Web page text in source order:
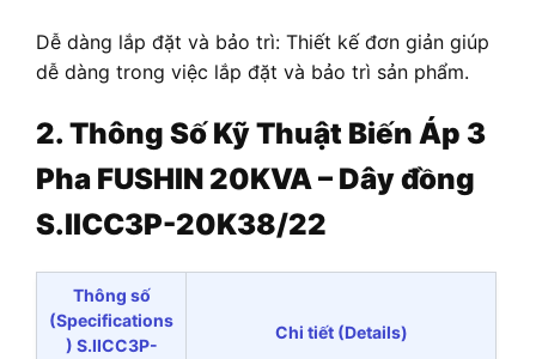
Dễ dàng lắp đặt và bảo trì: Thiết kế đơn giản giúp
dễ dàng trong việc lắp đặt và bảo trì sản phẩm.
2. Thông Số Kỹ Thuật Biến Áp 3
Pha FUSHIN 20KVA – Dây đồng
S.IICC3P-20K38/22
Thông số
(Specifications
) S.IICC3P-
Chi tiết (Details)